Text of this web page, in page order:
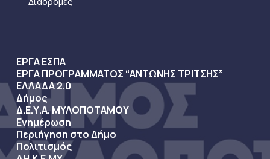
ΕΡΓΑ ΕΣΠΑ
ΕΡΓΑ ΠΡΟΓΡΑΜΜΑΤΟΣ “ΑΝΤΩΝΗΣ ΤΡΙΤΣΗΣ”
ΕΛΛΑΔΑ 2.0
Δήμος
Δ.Ε.Υ.Α. ΜΥΛΟΠΟΤΑΜΟΥ
Ενημέρωση
Περιήγηση στο Δήμο
Πολιτισμός